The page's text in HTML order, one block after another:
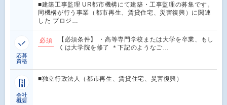
■建築工事監理 UR都市機構にて建築・工事監理の募集です。
同機構が行う事業（都市再生、賃貸住宅、災害復興）に関連
した プロジ…
応募
資格
必須
【必須条件】 ・高等専門学校または大学を卒業、もし
くは大学院を修了 ＊下記のようなご…
会社
概要
■独立行政法人（都市再生、賃貸住宅、災害復興）